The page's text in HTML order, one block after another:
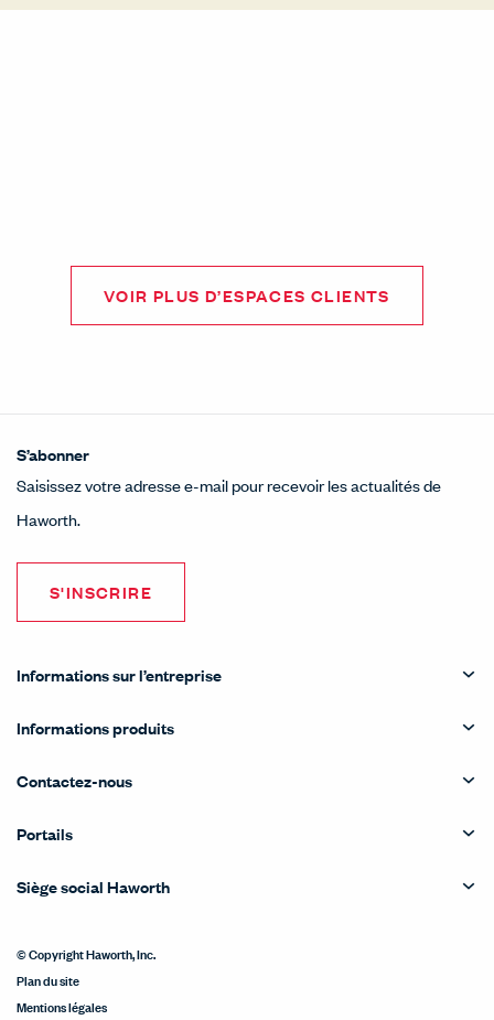
VOIR PLUS D’ESPACES CLIENTS
S’abonner
Saisissez votre adresse e-mail pour recevoir les actualités de
Haworth.
S'INSCRIRE
Informations sur l’entreprise
Informations produits
Contactez-nous
Portails
Siège social Haworth
© Copyright Haworth, Inc.
Plan du site
Mentions légales